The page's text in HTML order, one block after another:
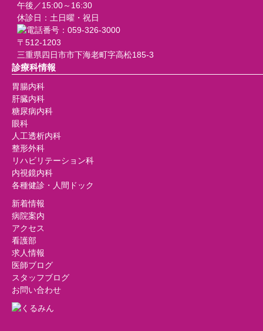
午後／15:00～16:30
休診日：土日曜・祝日
〒512-1203
三重県四日市市下海老町字高松185-3
診療科情報
胃腸内科
肝臓内科
糖尿病内科
眼科
人工透析内科
整形外科
リハビリテーション科
内視鏡内科
各種健診・人間ドック
新着情報
病院案内
アクセス
看護部
求人情報
医師ブログ
スタッフブログ
お問い合わせ